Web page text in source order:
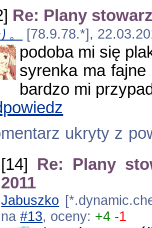
Re: Plany
。 [78.9.78.*],
podoba mi się
syrenka ma fajne
bardzo mi
ukryty z
[14] Re: Plany
2011
Jabuszko
na#13, oceny: +4 -1